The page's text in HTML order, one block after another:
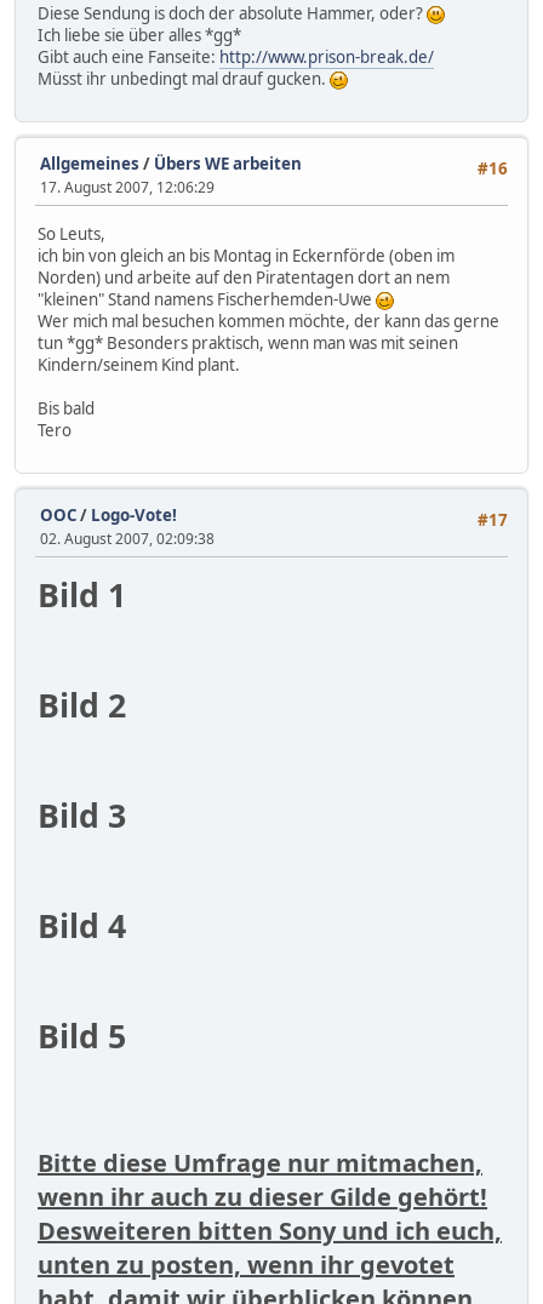
Diese Sendung is doch der absolute Hammer, oder?
Ich liebe sie über alles *gg*
Gibt auch eine Fanseite: http://www.prison-break.de/
Müsst ihr unbedingt mal drauf gucken.
#16
Allgemeines / Übers WE arbeiten
17. August 2007, 12:06:29
So Leuts,
ich bin von gleich an bis Montag in Eckernförde (oben im
Norden) und arbeite auf den Piratentagen dort an nem
"kleinen" Stand namens Fischerhemden-Uwe
Wer mich mal besuchen kommen möchte, der kann das gerne
tun *gg* Besonders praktisch, wenn man was mit seinen
Kindern/seinem Kind plant.
Bis bald
Tero
#17
OOC/ Logo-Vote!
02. August 2007, 02:09:38
Bild 1
Bild 2
Bild 3
Bild 4
Bild 5
Bitte diese Umfrage nur mitmachen,
wenn ihr auch zu dieser Gilde gehört!
Desweiteren bitten Sony und ich euch,
unten zu posten, wenn ihr gevotet